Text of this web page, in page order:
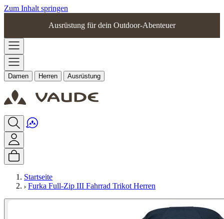
Zum Inhalt springen
Ausrüstung für dein Outdoor-Abenteuer
Damen Herren Ausrüstung
Startseite
Furka Full-Zip III Fahrrad Trikot Herren